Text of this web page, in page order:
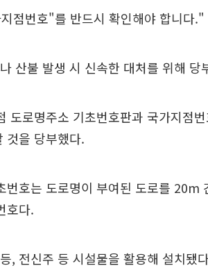
점번호"를 반드시 확인해야 합니다."
산불 발생 시 신속한 대처를 위해 당
도로명주소 기초번호판과 국가지점
것을 당부했다.
호는 도로명이 부여된 도로를 20m
호다.
, 전신주 등 시설물을 활용해 설치됐